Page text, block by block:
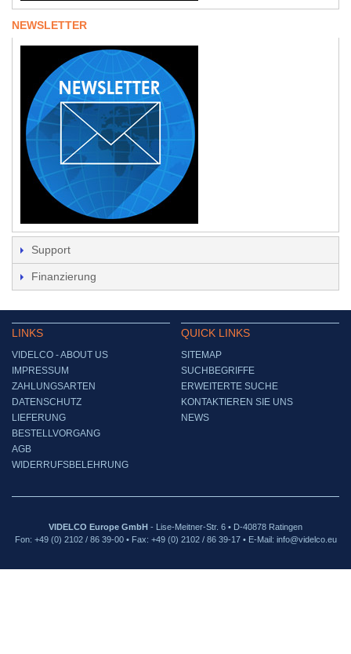
NEWSLETTER
Support
Finanzierung
LINKS
VIDELCO - ABOUT US
IMPRESSUM
ZAHLUNGSARTEN
DATENSCHUTZ
LIEFERUNG
BESTELLVORGANG
AGB
WIDERRUFSBELEHRUNG
QUICK LINKS
SITEMAP
SUCHBEGRIFFE
ERWEITERTE SUCHE
KONTAKTIEREN SIE UNS
NEWS
VIDELCO Europe GmbH - Lise-Meitner-Str. 6 • D-40878 Ratingen
Fon: +49 (0) 2102 / 86 39-00 • Fax: +49 (0) 2102 / 86 39-17 • E-Mail: info@videlco.eu